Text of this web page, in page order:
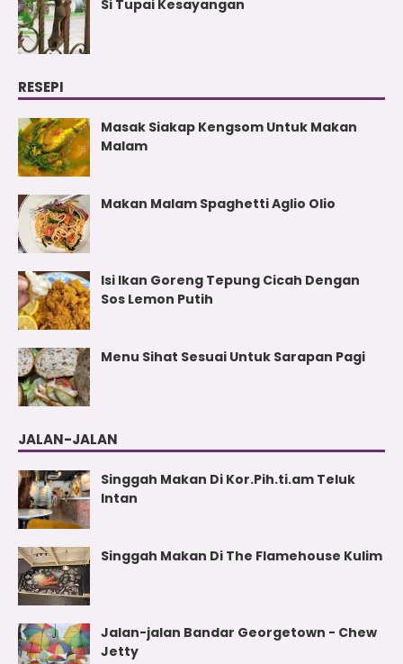
Si Tupai Kesayangan
RESEPI
Masak Siakap Kengsom Untuk Makan
Malam
Makan Malam Spaghetti Aglio Olio
Isi Ikan Goreng Tepung Cicah Dengan
Sos Lemon Putih
Menu Sihat Sesuai Untuk Sarapan Pagi
JALAN-JALAN
Singgah Makan Di Kor.Pih.ti.am Teluk
Intan
Singgah Makan Di The Flamehouse Kulim
Jalan-jalan Bandar Georgetown - Chew
Jetty